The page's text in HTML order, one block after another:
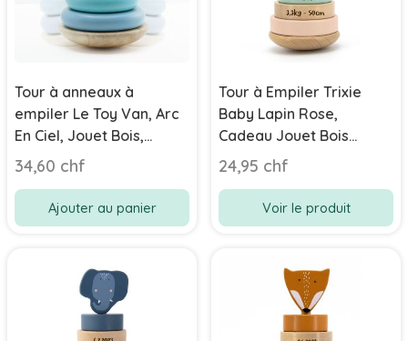
Tour à anneaux à
empiler Le Toy Van, Arc
En Ciel, Jouet Bois,
Cadeau 1 an Bébé
34,60 chf
Ajouter au panier
Tour à Empiler Trixie
Baby Lapin Rose,
Cadeau Jouet Bois
personnalisé
24,95 chf
Voir le produit